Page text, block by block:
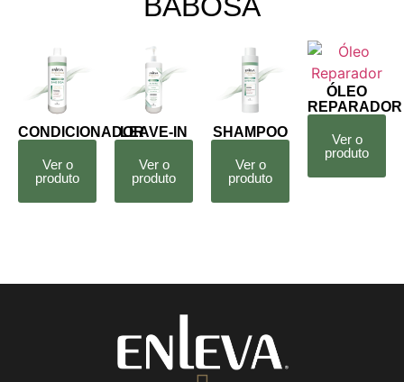
CONDICIONADOR
Ver o
produto
LEAVE-IN
Ver o
produto
SHAMPOO
Ver o
produto
ÓLEO
REPARADOR
Ver o
produto